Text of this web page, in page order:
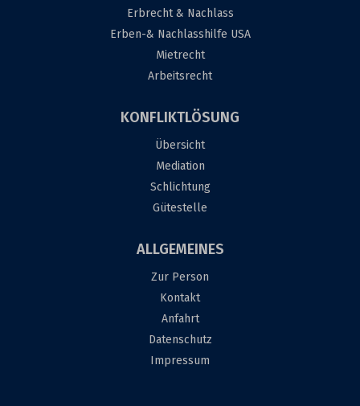
Erbrecht & Nachlass
Erben-& Nachlasshilfe USA
Mietrecht
Arbeitsrecht
KONFLIKTLÖSUNG
Übersicht
Mediation
Schlichtung
Gütestelle
ALLGEMEINES
Zur Person
Kontakt
Anfahrt
Datenschutz
Impressum